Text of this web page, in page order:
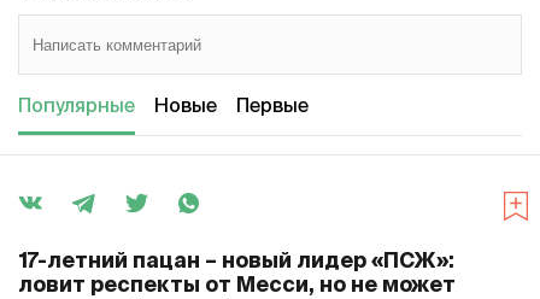
Популярные Новые Первые
17-летний пацан – новый лидер «ПСЖ»:
ловит респекты от Месси, но не может